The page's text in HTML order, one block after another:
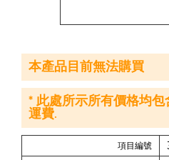
項目編號
本產品目前無法購買
* 此處所示所有價格均
運費.